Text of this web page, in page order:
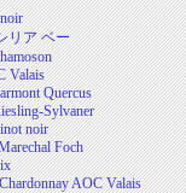
リア ベー
Valais
Quercus
Sylvaner
noir
Foch
AOC Valais